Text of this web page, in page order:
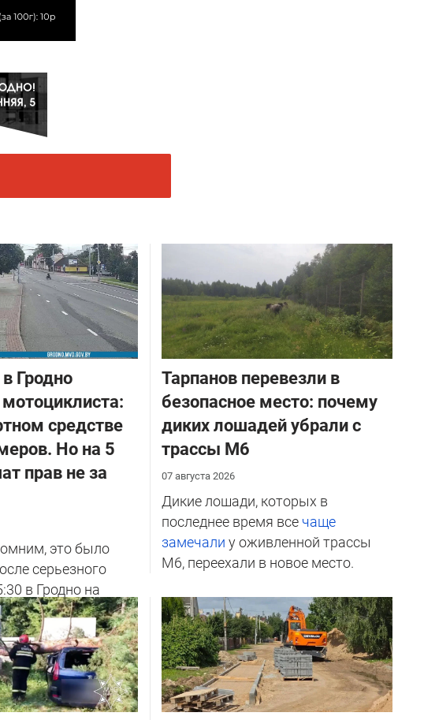
Гродно
средстве
Но на 5
прав не за
это было
серьезного
в Гродно на
Пограничников
Тарпанов перевезли в
безопасное место: почему
диких лошадей убрали с
трассы М6
07 августа 2026
Дикие лошади, которых в
последнее время все чаще
замечали у оживленной трассы
М6, переехали в новое место.